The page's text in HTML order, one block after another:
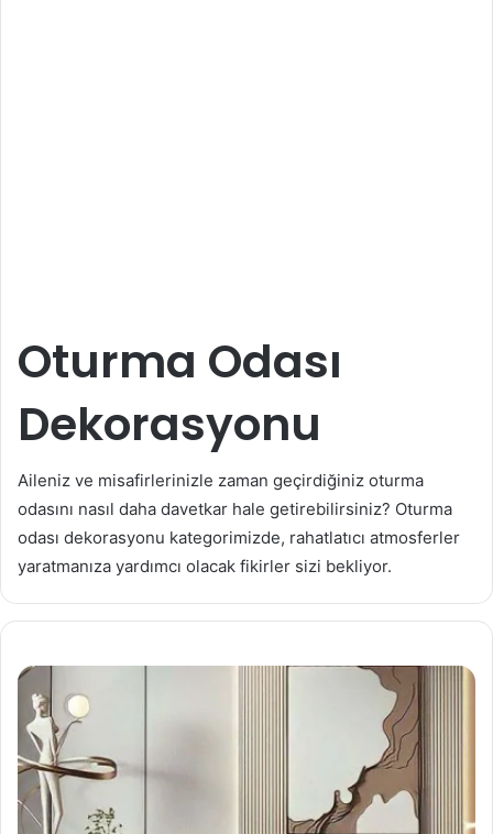
Oturma Odası
Dekorasyonu
Aileniz ve misafirlerinizle zaman geçirdiğiniz oturma
odasını nasıl daha davetkar hale getirebilirsiniz? Oturma
odası dekorasyonu kategorimizde, rahatlatıcı atmosferler
yaratmanıza yardımcı olacak fikirler sizi bekliyor.